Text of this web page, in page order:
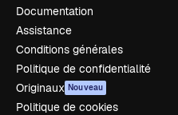
Documentation
Assistance
Conditions générales
Politique de confidentialité
Originaux Nouveau
Politique de cookies